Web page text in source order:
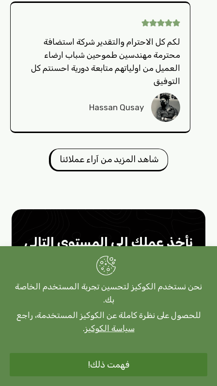
لكم كل الاحترام والتقدير شركة استضافة
محترمة مهندسين طموحين شباب ارضاء
العميل من اولياتهم متابعة دورية احسنتم كل
التوفيق
Hassan Qusay
شاهد المزيد من آراء عملائنا
نأخذ عملك إلى المستوى التالي
عزز أعمالك وادفعها إلى مستويات غير
مسبوقة من خلال خدمات الاستضافة
العراقية التي نقدمها بشركة العراق
لاستضافة وتصميم المواقع الالكترونية.
خذ قفزة وحلق بعيداً عن منافسيك
اليوم!
نحن نستخدم الكوكيز لتحسين تجربة المستخدم الخاصة
بك.
للحصول على نظرة كاملة عن الكوكيز المستخدمة، راجع
سياسة الكوكيز.
فهمت ذلك!